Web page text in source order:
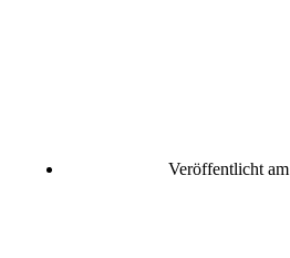
Veröffentlicht am